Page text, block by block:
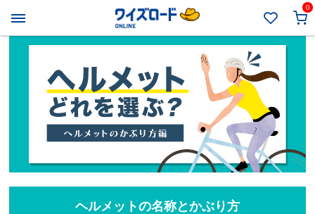
0
ヘルメットの名称とかぶり方